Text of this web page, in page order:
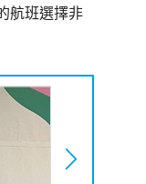
航班選擇非